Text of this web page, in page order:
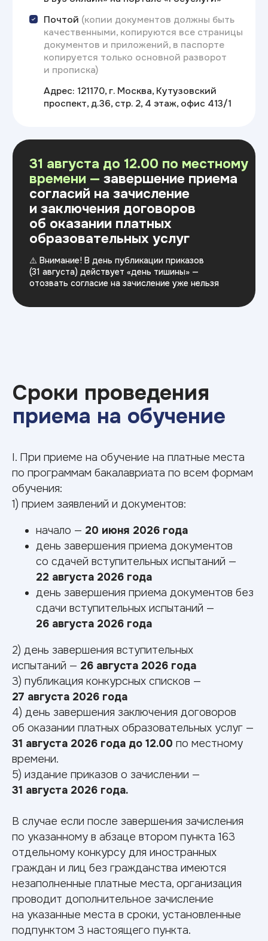
I. При приеме на обучение на платные места
по программам бакалавриата по всем формам
обучения:
1) прием заявлений и документов:
начало — 20 июня 2026 года
день завершения приема документов
со сдачей вступительных испытаний —
22 августа 2026 года
день завершения приема документов без
сдачи вступительных испытаний —
26 августа 2026 года
2) день завершения вступительных
испытаний — 26 августа 2026 года
3) публикация конкурсных списков —
27 августа 2026 года
4) день завершения заключения договоров
об оказании платных образовательных услуг —
31 августа 2026 года до 12.00 по местному
времени.
5) издание приказов о зачислении —
31 августа 2026 года.
В случае если после завершения зачисления
по указанному в абзаце втором пункта 163
отдельному конкурсу для иностранных
граждан и лиц без гражданства имеются
незаполненные платные места, организация
проводит дополнительное зачисление
на указанные места в сроки, установленные
подпунктом 3 настоящего пункта.
Расписание
вступительных
испытаний,
проводимых вузом
самостоятельно
Порядок учета индивидуальных достижений и перечень
общих индивидуальных достижений, учитываемых при
приеме на обучение
Информация о предоставлении особых прав и особого
преимущества (по программам бакалавриата)
Что нужнодля